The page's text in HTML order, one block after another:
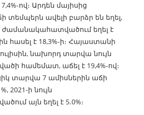
ով։ Արդեն մայիսից
տեմպերն ավելի բարձր են եղել,
ժամանակահատվածում եղել է
հասել է 18,3%-ի։ Հայաստանի
նախորդ տարվա նույն
համեմատ, աճել է 19,4%-ով։
տարվա 7 ամիսներին աճի
2021-ի նույն
այն եղել է 5.0%։